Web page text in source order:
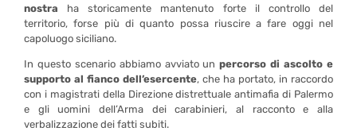
nostra ha storicamente mantenuto forte il controllo del
territorio, forse più di quanto possa riuscire a fare oggi nel
capoluogo siciliano.
In questo scenario abbiamo avviato unpercorso di ascolto e
supporto al fianco dell’esercente, che ha portato, in raccordo
con i magistrati della Direzione distrettuale antimafia di Palermo
e gli uomini dell’Arma dei carabinieri, al racconto e alla
verbalizzazione dei fatti subiti.